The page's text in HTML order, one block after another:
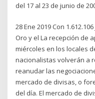
del 17 al 23 de junio de
28 Ene 2019 Con
Oro y el La recepción de
miércoles en los locales
nacionalistas volverán a
reanudar las
mercado de divisas, o
del día. El mercado de